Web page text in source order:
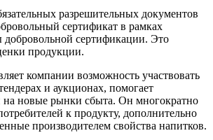
разрешительных документов
сертификат в рамках
сертификации. Это
продукции.
компании возможность участвовать
и аукционах, помогает
на новые рынки сбыта. Он многократно
к продукту, дополнительно
производителем свойства напитков.